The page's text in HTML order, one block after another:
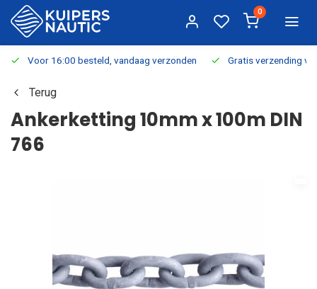
0
Voor 16:00 besteld, vandaag verzonden Gratis verzending
Terug
Ankerketting 10mm x 100m DIN
766